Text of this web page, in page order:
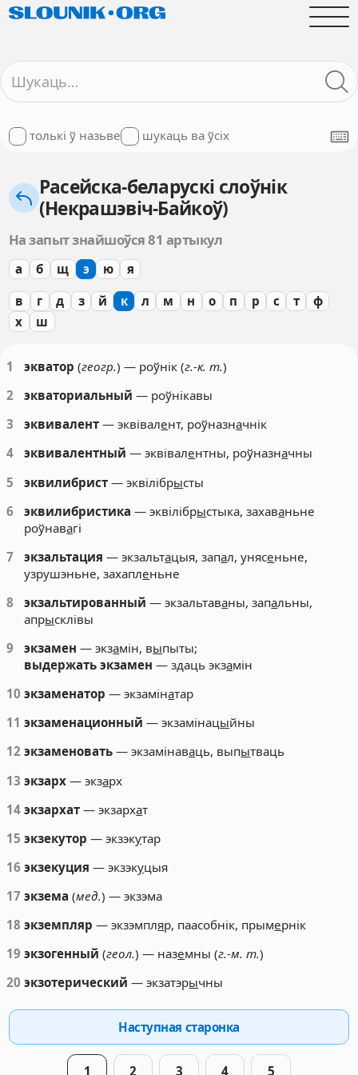
толькі ў назьве шукаць ва ўсіх
Расейска-беларускі слоўнік
(Некрашэвіч-Байкоў)
На запыт знайшоўся 81 артыкул
а б щ э ю я
в г д з й к л м н о п р с т
ф
х
ш
1 экватор (геогр.) — роўнік (г.-к. т.)
2
экваториальный — роўнікавы
3
эквивалент — эквівалент, роўназначнік
4
эквивалентный — эквівалентны, роўназначны
5
эквилибрист — эквілібрысты
6
эквилибристика — эквілібрыстыка, захаваньне
роўнавагі
7
экзальтация — экзальтацыя, запал, унясеньне,
узрушэньне, захапленьне
8
экзальтированный — экзальтаваны, запальны,
апрысклівы
9
экзамен — экзамін, выпыты;
выдержать экзамен — здаць экзамін
10 экзаменатор — экзамінатар
11 экзаменационный — экзамінацыйны
12 экзаменовать — экзамінаваць, выпытваць
13 экзарх — экзарх
14 экзархат — экзархат
15 экзекутор — экзэкутар
16 экзекуция — экзэкуцыя
17 экзема (мед.) — экзэма
18 экземпляр — экзэмпляр, паасобнік, прымернік
19 экзогенный (геол.) — наземны (г.-м. т.)
20 экзотерический — экзатэрычны
Наступная старонка
1 2 3 4 5